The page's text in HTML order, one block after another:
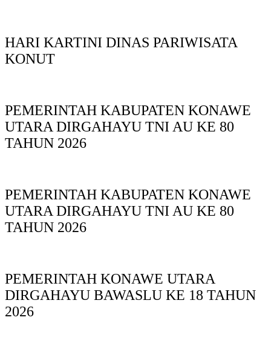
HARI KARTINI DINAS PARIWISATA
KONUT
PEMERINTAH KABUPATEN KONAWE
UTARA DIRGAHAYU TNI AU KE 80
TAHUN 2026
PEMERINTAH KABUPATEN KONAWE
UTARA DIRGAHAYU TNI AU KE 80
TAHUN 2026
PEMERINTAH KONAWE UTARA
DIRGAHAYU BAWASLU KE 18 TAHUN
2026